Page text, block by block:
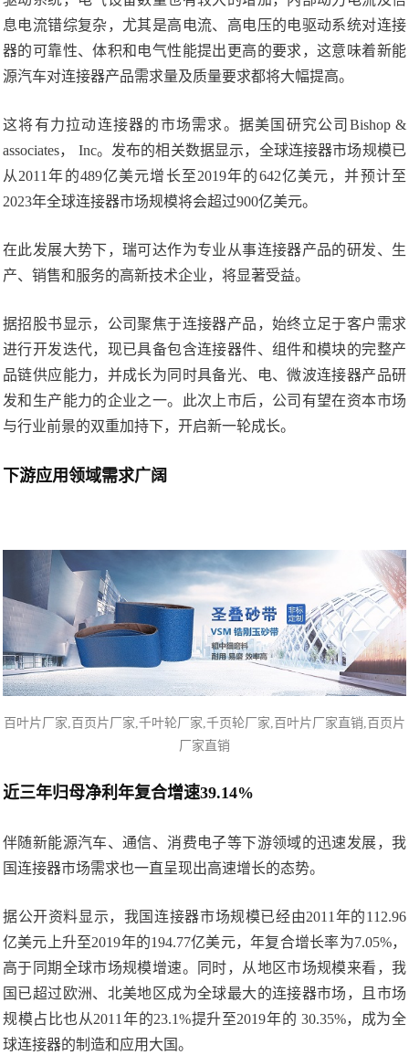
息电流错综复杂，尤其是高电流、高电压的电驱动系统对连接
器的可靠性、体积和电气性能提出更高的要求，这意味着新能
源汽车对连接器产品需求量及质量要求都将大幅提高。
这将有力拉动连接器的市场需求。据美国研究公司Bishop &
associates， Inc。发布的相关数据显示，全球连接器市场规模已
从2011年的489亿美元增长至2019年的642亿美元，并预计至
2023年全球连接器市场规模将会超过900亿美元。
在此发展大势下，瑞可达作为专业从事连接器产品的研发、生
产、销售和服务的高新技术企业，将显著受益。
据招股书显示，公司聚焦于连接器产品，始终立足于客户需求
进行开发迭代，现已具备包含连接器件、组件和模块的完整产
品链供应能力，并成长为同时具备光、电、微波连接器产品研
发和生产能力的企业之一。此次上市后，公司有望在资本市场
与行业前景的双重加持下，开启新一轮成长。
下游应用领域需求广阔
百叶片厂家,百页片厂家,千叶轮厂家,千页轮厂家,百叶片厂家直销,百页片
厂家直销
近三年归母净利年复合增速39.14%
伴随新能源汽车、通信、消费电子等下游领域的迅速发展，我
国连接器市场需求也一直呈现出高速增长的态势。
据公开资料显示，我国连接器市场规模已经由2011年的112.96
亿美元上升至2019年的194.77亿美元，年复合增长率为7.05%，
高于同期全球市场规模增速。同时，从地区市场规模来看，我
国已超过欧洲、北美地区成为全球最大的连接器市场，且市场
规模占比也从2011年的23.1%提升至2019年的 30.35%，成为全
球连接器的制造和应用大国。